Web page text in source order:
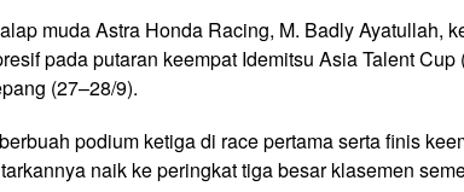
muda Astra Honda Racing, M. Badly Ayatullah,
pada putaran keempat Idemitsu Asia Talent Cup
(27–28/9).
podium ketiga di race pertama serta finis
naik ke peringkat tiga besar klasemen